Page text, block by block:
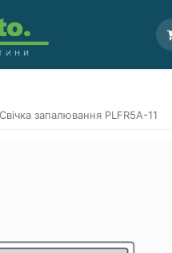
запалювання PLFR5A-11